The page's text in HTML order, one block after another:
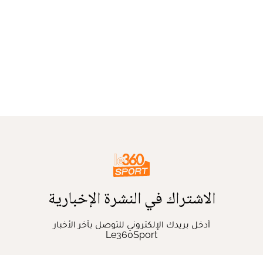
الاشتراك في النشرة الإخبارية
أدخل بريدك الإلكتروني للتوصل بآخر الأخبار
Le360Sport